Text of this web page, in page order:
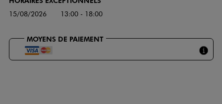
15/08/2026 13:00 - 18:00
MOYENS DE PAIEMENT